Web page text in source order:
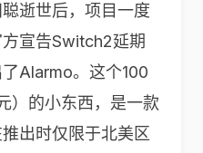
逝世后，项目一度
宣告Switch2延期
Alarmo。这个100
）的小东西，是一款
出时仅限于北美区